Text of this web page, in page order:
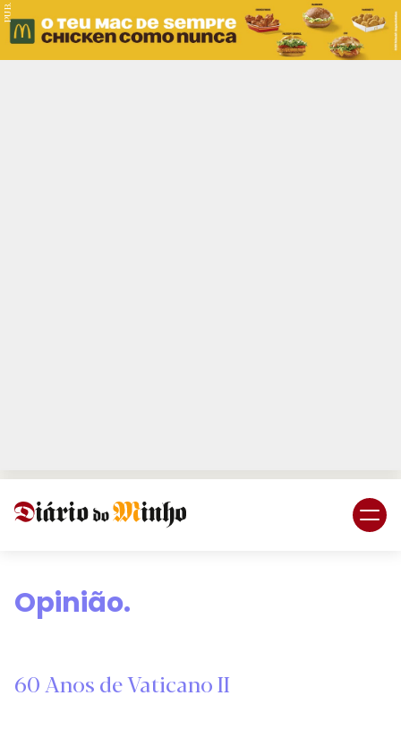
PUB.
Opinião.
60 Anos de Vaticano II